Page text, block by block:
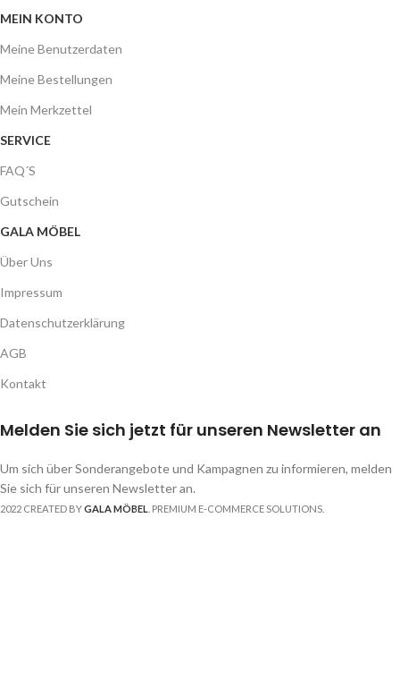
MEIN KONTO
Meine Benutzerdaten
Meine Bestellungen
Mein Merkzettel
SERVICE
FAQ´S
Gutschein
GALA MÖBEL
Über Uns
Impressum
Datenschutzerklärung
AGB
Kontakt
Melden Sie sich jetzt für unseren Newsletter an
Um sich über Sonderangebote und Kampagnen zu informieren, melden
Sie sich für unseren Newsletter an.
2022 CREATED BYGALA MÖBEL . PREMIUM E-COMMERCE SOLUTIONS.